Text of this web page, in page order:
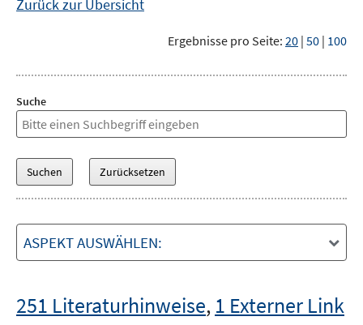
Zurück zur Übersicht
Ergebnisse pro Seite: 20 | 50 | 100
Suche
ASPEKT AUSWÄHLEN:
251 Literaturhinweise, 1 Externer Link